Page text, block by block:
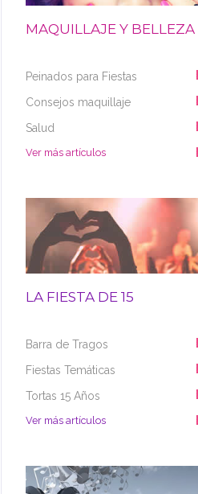
MAQUILLAJE Y BELLEZA
Peinados para Fiestas
Consejos maquillaje
Salud
Ver más artículos
LA FIESTA DE 15
Barra de Tragos
Fiestas Temáticas
Tortas 15 Años
Ver más artículos